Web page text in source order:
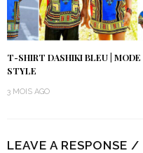
T-SHIRT DASHIKI BLEU |
STYLE
3 MOIS AGO
LEAVE A RESPONSE /